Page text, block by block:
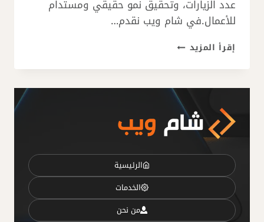
عدد الزيارات، وتحقيق نمو حقيقي ومستدام
للأعمال.في شام ويب نقدم…
إقرأ المزيد شركة
محركات
SEO
لتصدر
نتائج
جوجل
العملاء
الرئيسية
الخدمات
من نحن